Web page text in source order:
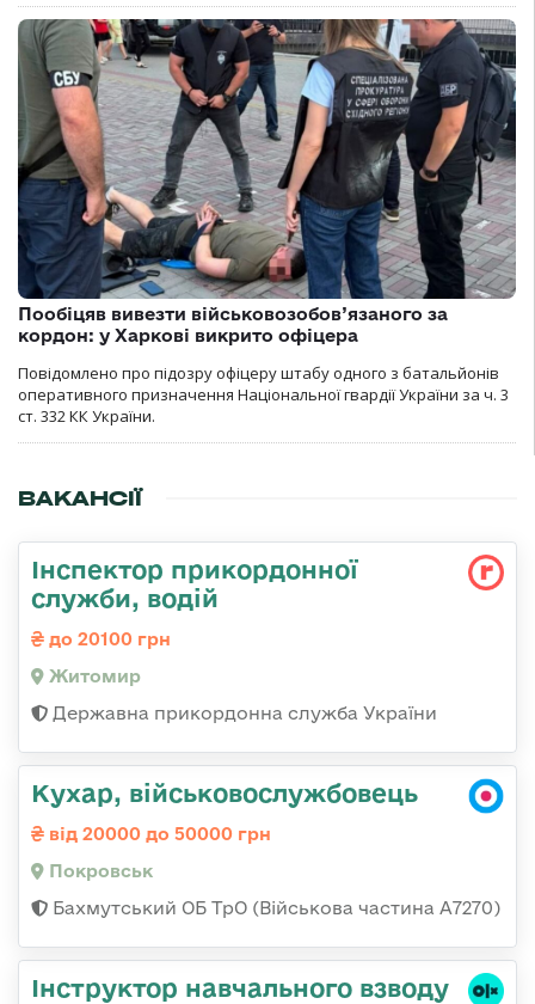
Пообіцяв вивезти військовозобов’язаного за
кордон: у Харкові викрито офіцера
Повідомлено про підозру офіцеру штабу одного з батальйонів
оперативного призначення Національної гвардії України за ч. 3
ст. 332 КК України.
ВАКАНСІЇ
Інспектор прикордонної
служби, водій
до 20100 грн
Житомир
Державна прикордонна служба України
Кухар, військовослужбовець
від 20000 до 50000 грн
Покровськ
Бахмутський ОБ ТрО (Військова частина А7270)
Інструктор навчального взводу